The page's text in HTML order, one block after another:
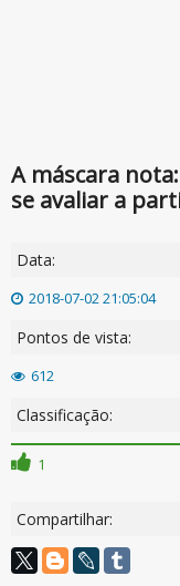
A máscara
se avaliar a
Data:
2018-07-02 21:05:04
Pontos de vista:
612
Classificação:
1
Compartilhar: